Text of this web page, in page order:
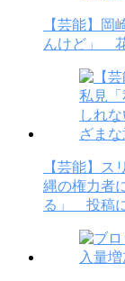
【芸能】岡
んけど」
【芸能】ス
縄の権力者
る」 投稿